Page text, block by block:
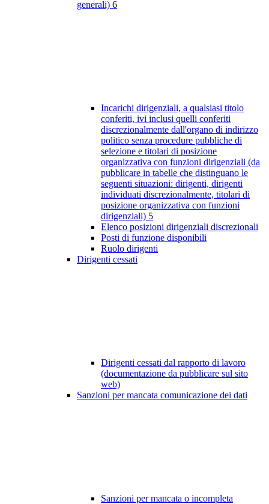
generali) 6
Incarichi dirigenziali, a qualsiasi titolo
conferiti, ivi inclusi quelli conferiti
discrezionalmente dall'organo di indirizzo
politico senza procedure pubbliche di
selezione e titolari di posizione
organizzativa con funzioni dirigenziali (da
pubblicare in tabelle che distinguano le
seguenti situazioni: dirigenti, dirigenti
individuati discrezionalmente, titolari di
posizione organizzativa con funzioni
dirigenziali) 5
Elenco posizioni dirigenziali discrezionali
Posti di funzione disponibili
Ruolo dirigenti
Dirigenti cessati
Dirigenti cessati dal rapporto di lavoro
(documentazione da pubblicare sul sito
web)
Sanzioni per mancata comunicazione dei dati
Sanzioni per mancata o incompleta